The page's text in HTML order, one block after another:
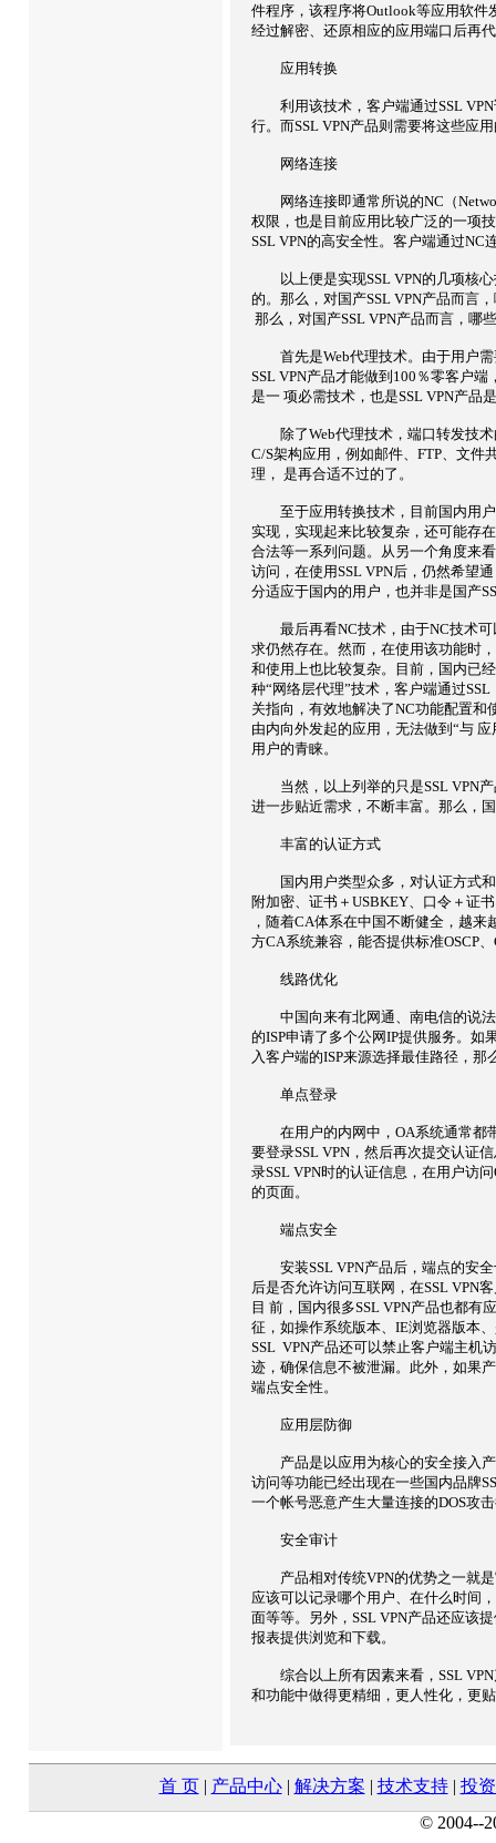
件程序，该程序将Outlook等应用软件
经过解密、还原相应的应用端口后再
应用转换
利用该技术，客户端通过SSL VPN
行。而SSL VPN产品则需要将这些应
网络连接
网络连接即通常所说的NC（
权限，也是目前应用比较广泛的一项
SSL VPN的高安全性。客户端通过NC
以上便是实现SSL VPN的几项核心
的。那么，对国产SSL VPN产品而言
那么，对国产SSL VPN产品而言，哪
首先是Web代理技术。由于用户需
SSL VPN产品才能做到100％零客户
是一 项必需技术，也是SSL VPN产品
除了Web代理技术，端口转发技术
C/S架构应用，例如邮件、FTP、文件
理， 是再合适不过的了。
至于应用转换技术，目前国内用户
实现，实现起来比较复杂，还可能存
合法等一系列问题。从另一个角度来
访问，在使用SSL VPN后，仍然希望
分适应于国内的用户，也并非是国产
最后再看NC技术，由于NC技术可
求仍然存在。然而，在使用该功能时
和使用上也比较复杂。目前，国内已
种“网络层代理”技术，客户端通过
关指向，有效地解决了NC功能配置和
由内向外发起的应用，无法做到“与
用户的青睐。
当然，以上列举的只是SSL VPN产
进一步贴近需求，不断丰富。那么，
丰富的认证方式
国内用户类型众多，对认证方式和
附加密、证书＋USBKEY、口令＋证
，随着CA体系在中国不断健全，越
方CA系统兼容，能否提供标准OSCP
线路优化
中国向来有北网通、南电信的说法
的ISP申请了多个公网IP提供服务。如
入客户端的ISP来源选择最佳路径，
单点登录
在用户的内网中，OA系统通常都带
要登录SSL VPN，然后再次提交认证
录SSL VPN时的认证信息，在用户访
的页面。
端点安全
安装SSL VPN产品后，端点的安全
后是否允许访问互联网，在SSL VPN
目 前，国内很多SSL VPN产品也都
征，如操作系统版本、IE浏览器版本
SSL VPN产品还可以禁止客户端主机
迹，确保信息不被泄漏。此外，如果
端点安全性。
应用层防御
产品是以应用为核心的安全接入产
访问等功能已经出现在一些国内品牌
一个帐号恶意产生大量连接的DOS攻
安全审计
产品相对传统VPN的优势之一就是
应该可以记录哪个用户、在什么时间
面等等。另外，SSL VPN产品还应该
报表提供浏览和下载。
综合以上所有因素来看，SSL VPN
和功能中做得更精细，更人性化，更
首 页| 产品中心| 解决方案 | 技术支持| 投
© 2004--